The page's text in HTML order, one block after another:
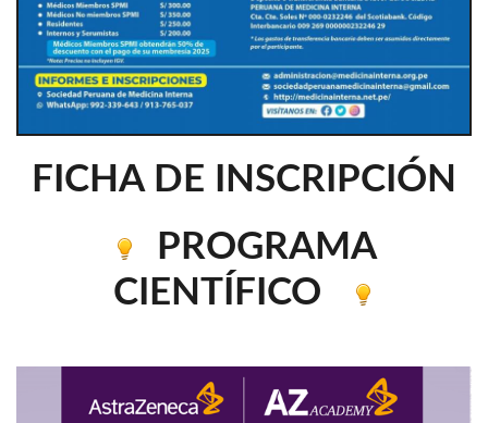
FICHA DE INSCRIPCIÓN
PROGRAMA
CIENTÍFICO